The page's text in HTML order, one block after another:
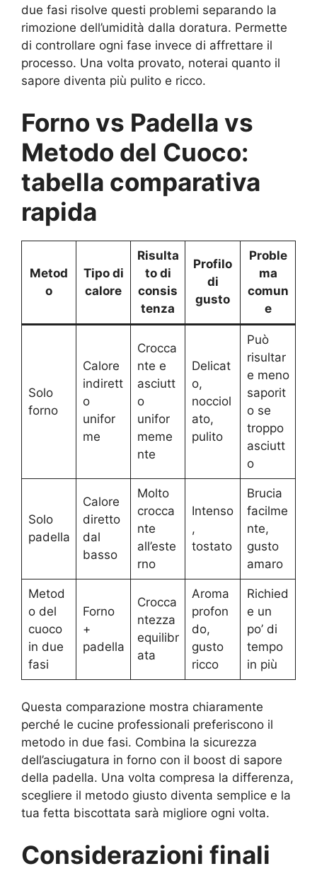
due fasi risolve questi problemi separando la
rimozione dell’umidità dalla doratura. Permette
di controllare ogni fase invece di affrettare il
processo. Una volta provato, noterai quanto il
sapore diventa più pulito e ricco.
Forno vs Padella vs
Metodo del Cuoco:
tabella comparativa
rapida
Metod
o
Tipo di
calore
Risulta
to di
consis
tenza
Profilo
di
gusto
Proble
ma
comun
e
Solo
forno
Calore
indirett
o
unifor
me
Crocca
nte e
asciutt
o
unifor
meme
nte
Delicat
o,
nocciol
ato,
pulito
Può
risultar
e meno
saporit
o se
troppo
asciutt
o
Solo
padella
Calore
diretto
dal
basso
Molto
crocca
nte
all’este
rno
Intenso
,
tostato
Brucia
facilme
nte,
gusto
amaro
Metod
o del
cuoco
in due
fasi
Forno
+
padella
Crocca
ntezza
equilibr
ata
Aroma
profon
do,
gusto
ricco
Richied
e un
po’ di
tempo
in più
Questa comparazione mostra chiaramente
perché le cucine professionali preferiscono il
metodo in due fasi. Combina la sicurezza
dell’asciugatura in forno con il boost di sapore
della padella. Una volta compresa la differenza,
scegliere il metodo giusto diventa semplice e la
tua fetta biscottata sarà migliore ogni volta.
Considerazioni finali